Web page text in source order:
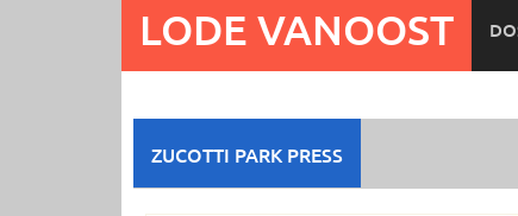
LODE VANOOST
ZUCOTTI PARK PRESS